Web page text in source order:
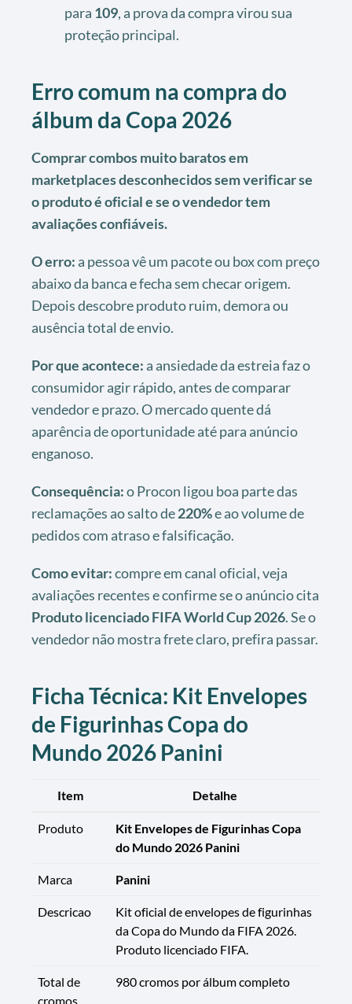
para 109, a prova da compra virou sua
proteção principal.
Erro comum na compra do
álbum da Copa 2026
Comprar combos muito baratos em
marketplaces desconhecidos sem verificar se
o produto é oficial e se o vendedor tem
avaliações confiáveis.
O erro: a pessoa vê um pacote ou box com preço
abaixo da banca e fecha sem checar origem.
Depois descobre produto ruim, demora ou
ausência total de envio.
Por que acontece: a ansiedade da estreia faz o
consumidor agir rápido, antes de comparar
vendedor e prazo. O mercado quente dá
aparência de oportunidade até para anúncio
enganoso.
Consequência:o Procon ligou boa parte das
reclamações ao salto de220%e ao volume de
pedidos com atraso e falsificação.
Como evitar:compre em canal oficial, veja
avaliações recentes e confirme se o anúncio cita
Produto licenciado FIFA World Cup 2026. Se o
vendedor não mostra frete claro, prefira passar.
Ficha Técnica: Kit Envelopes
de Figurinhas Copa do
Mundo 2026 Panini
Item Detalhe
Produto
Kit Envelopes de Figurinhas Copa
do Mundo 2026 Panini
Marca Panini
Descricao
Kit oficial de envelopes de figurinhas
da Copa do Mundo da FIFA 2026.
Produto licenciado FIFA.
Total de
cromos
980 cromos por álbum completo